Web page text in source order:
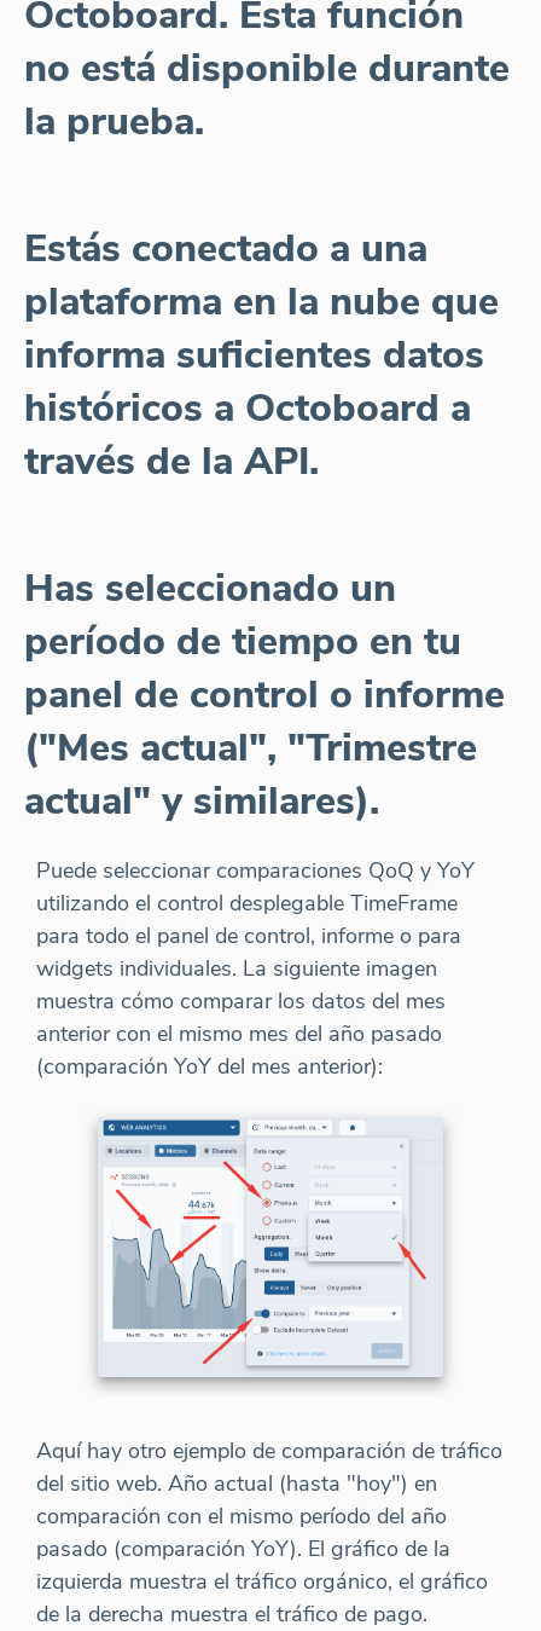
Octoboard. Esta función
no está disponible durante
la prueba.
Estás conectado a una
plataforma en la nube que
informa suficientes datos
históricos a Octoboard a
través de la API.
Has seleccionado un
período de tiempo en tu
panel de control o informe
("Mes actual", "Trimestre
actual" y similares).
Puede seleccionar comparaciones QoQ y YoY
utilizando el control desplegable TimeFrame
para todo el panel de control, informe o para
widgets individuales. La siguiente imagen
muestra cómo comparar los datos del mes
anterior con el mismo mes del año pasado
(comparación YoY del mes anterior):
Aquí hay otro ejemplo de comparación de tráfico
del sitio web. Año actual (hasta "hoy") en
comparación con el mismo período del año
pasado (comparación YoY). El gráfico de la
izquierda muestra el tráfico orgánico, el gráfico
de la derecha muestra el tráfico de pago.